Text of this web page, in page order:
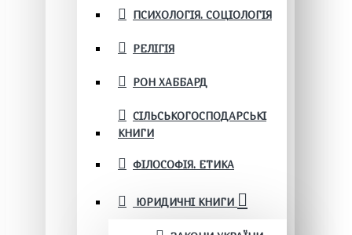
ПСИХОЛОГІЯ. СОЦІОЛОГІЯ
РЕЛІГІЯ
РОН ХАББАРД
СІЛЬСЬКОГОСПОДАРСЬКІ
КНИГИ
ФІЛОСОФІЯ. ЕТИКА
ЮРИДИЧНІ КНИГИ